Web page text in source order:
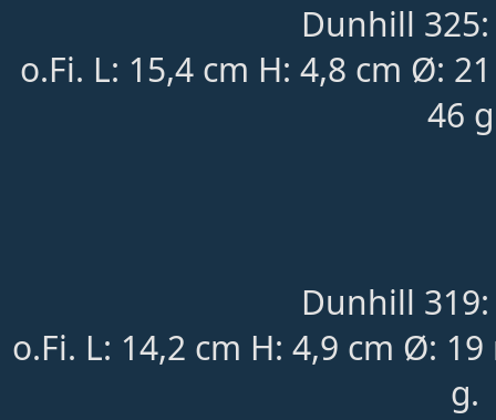
Dunhill
o.Fi. L: 15,4 cm H: 4,8 cm Ø:
46
Dunhill
o.Fi. L: 14,2 cm H: 4,9 cm Ø:
g.